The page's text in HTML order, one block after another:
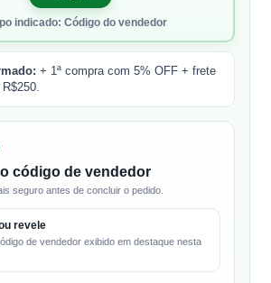
indicado: Código do vendedor
+ 1ª compra com 5% OFF + frete
código de vendedor
seguro antes de concluir o pedido.
revele
de vendedor exibido em destaque nesta